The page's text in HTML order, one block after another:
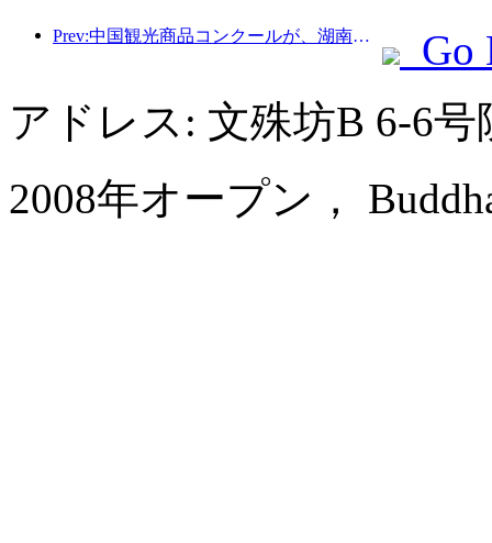
Prev:中国観光商品コンクールが、湖南省湘潭市にて盛況のうちに開催されました。
Go
アドレス: 文殊坊B 6-6
2008年オープン，